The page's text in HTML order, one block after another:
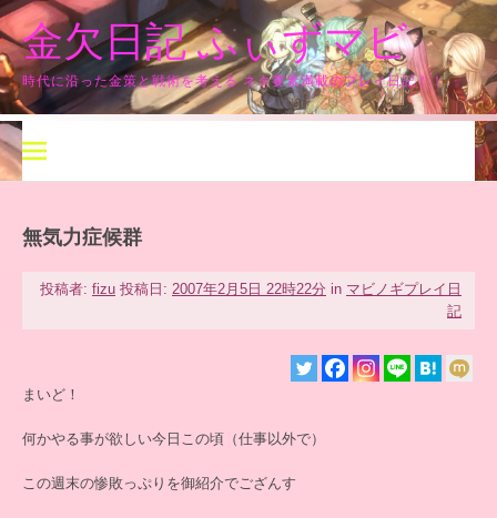
コ
ン
テ
ン
ツ
へ
ス
キ
ッ
金欠日記 ふぃずマビ
時代に沿った金策と戦術を考える ネタ要素満載のプレイ日記！！
無気力症候群
投稿者: fizu 投稿日: 2007年2月5日 22時22分 in マビノギプレイ日
記
まいど！
何かやる事が欲しい今日この頃（仕事以外で）
この週末の惨敗っぷりを御紹介でござんす